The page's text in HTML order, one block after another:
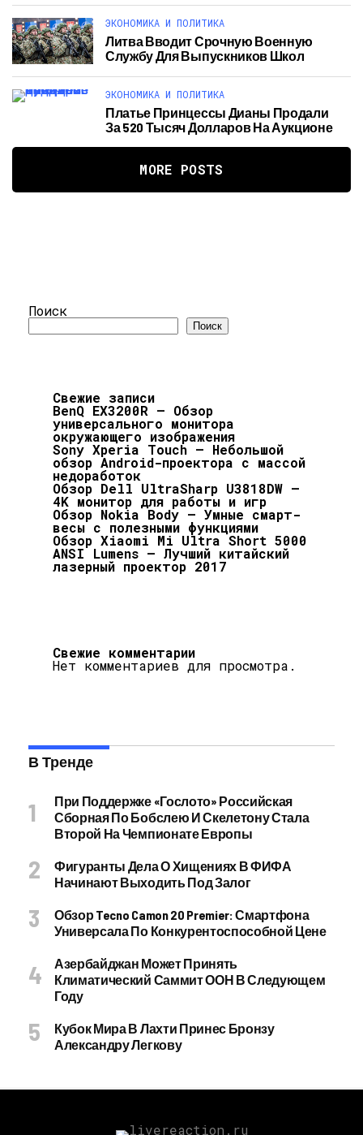
ЭКОНОМИКА И ПОЛИТИКА
Литва Вводит Срочную Военную
Службу Для Выпускников Школ
ЭКОНОМИКА И ПОЛИТИКА
Платье Принцессы Дианы Продали
За 520 Тысяч Долларов На Аукционе
MORE POSTS
Поиск
Поиск
Свежие записи
BenQ EX3200R – Обзор
универсального монитора
окружающего изображения
Sony Xperia Touch — Небольшой
обзор Android-проектора с массой
недоработок
Обзор Dell UltraSharp U3818DW —
4K монитор для работы и игр
Обзор Nokia Body — Умные смарт-
весы с полезными функциями
Обзор Xiaomi Mi Ultra Short 5000
ANSI Lumens — Лучший китайский
лазерный проектор 2017
Свежие комментарии
Нет комментариев для просмотра.
В Тренде
При Поддержке «Гослото» Российская
Сборная По Бобслею И Скелетону Стала
Второй На Чемпионате Европы
Фигуранты Дела О Хищениях В ФИФА
Начинают Выходить Под Залог
Обзор Tecno Camon 20 Premier: Смартфона
Универсала По Конкурентоспособной Цене
Азербайджан Может Принять
Климатический Саммит ООН В Следующем
Году
Кубок Мира В Лахти Принес Бронзу
Александру Легкову